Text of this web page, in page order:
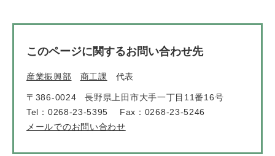
このページに関するお問い合わせ先
産業振興部 商工課 代表
〒386-0024
長野県上田市大手一丁目11番16号
Tel：0268-23-5395
Fax：0268-23-5246
メールでのお問い合わせ